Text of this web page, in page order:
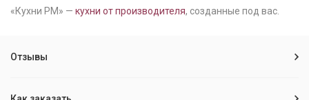
«Кухни РМ» — кухни от производителя, созданные под вас.
Отзывы